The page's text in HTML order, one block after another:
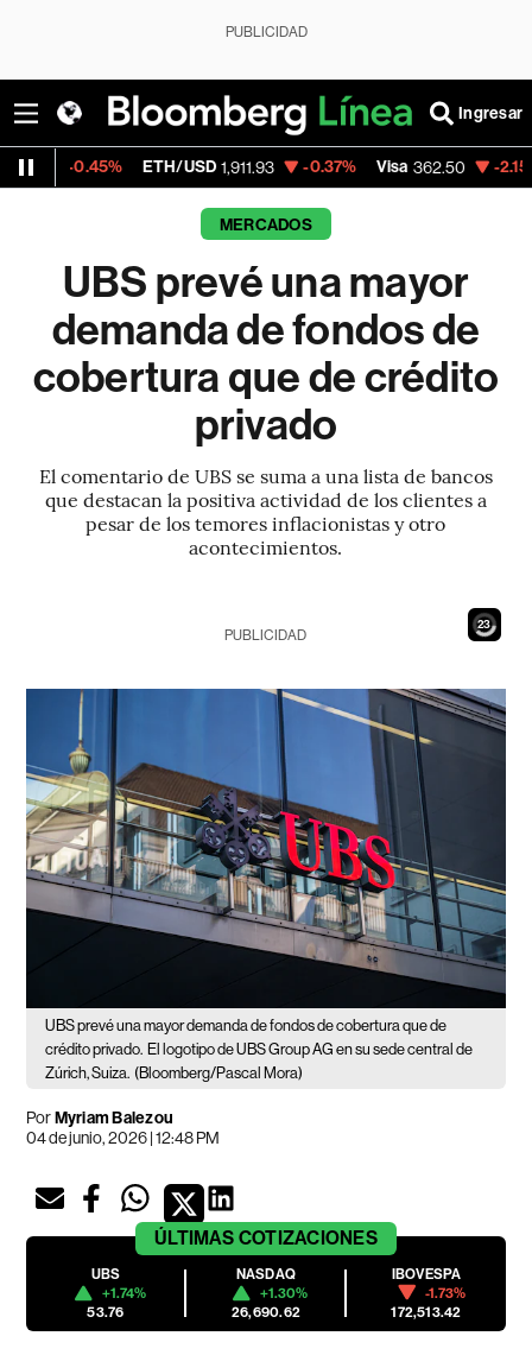
PUBLICIDAD
Ingresar
ETH/USD 1,911.93 -0.37% Visa 362.50 -2.15%
MERCADOS
UBS prevé una mayor
demanda de fondos de
cobertura que de crédito
privado
El comentario de UBS se suma a una lista de bancos
que destacan la positiva actividad de los clientes a
pesar de los temores inflacionistas y otro
acontecimientos.
22
PUBLICIDAD
UBS prevé una mayor demanda de fondos de cobertura que de
crédito privado. El logotipo de UBS Group AG en su sede central de
Zúrich, Suiza. (Bloomberg/Pascal Mora)
PorMyriam Balezou
04 de junio, 2026 | 12:48 PM
ÚLTIMAS COTIZACIONES
UBS
+1.74%
53.76
NASDAQ
+1.30%
26,690.62
IBOVESPA
-1.73%
172,513.42